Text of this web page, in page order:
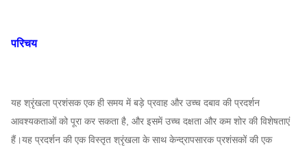
परिचय
यह श्रृंखला प्रशंसक एक ही समय में बड़े प्रवाह और उच्च दबाव की प्रदर्शन
आवश्यकताओं को पूरा कर सकता है, और इसमें उच्च दक्षता और कम शोर की विशेषताएं
हैं।यह प्रदर्शन की एक विस्तृत श्रृंखला के साथ केन्द्रापसारक प्रशंसकों की एक